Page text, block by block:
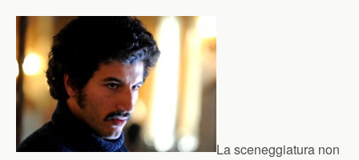
La sceneggiatura non